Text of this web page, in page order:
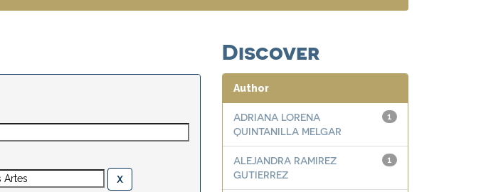
Discover
Author
1
ADRIANA LORENA
QUINTANILLA MELGAR
1
ALEJANDRA RAMIREZ
GUTIERREZ